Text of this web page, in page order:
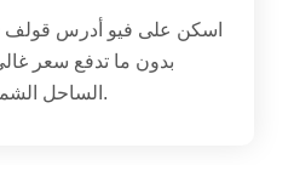
الساحل الشمالي قطاع فيردي والفيو.